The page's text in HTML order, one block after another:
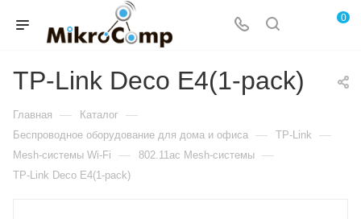
0
TP-Link Deco E4(1-pack)
Главная — Каталог —
Беспроводное оборудование для дома и офиса — TP-Link —
Mesh-системы Wi-Fi — 802.11ac Mesh-системы —
TP-Link Deco E4(1-pack)